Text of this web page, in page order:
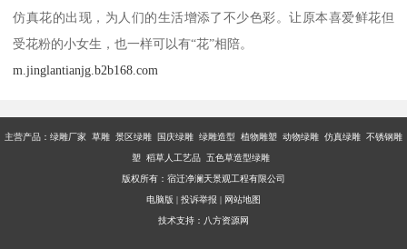
仿真花的出现，为人们的生活增添了不少色彩。让原本喜爱鲜花但
受花粉的小女生，也一样可以有“花”相陪。
m.jinglantianjg.b2b168.com
主营产品： 绿雕厂家 草雕 景区绿雕 国庆绿雕 绿雕造型 植物雕塑 动物绿雕 仿真绿雕 不锈钢雕
塑 稻草人工艺品 五色草造型绿雕
版权所有：宿迁净澜天景观工程有限公司
电脑版 投诉举报 网站地图
技术支持： 八方资源网